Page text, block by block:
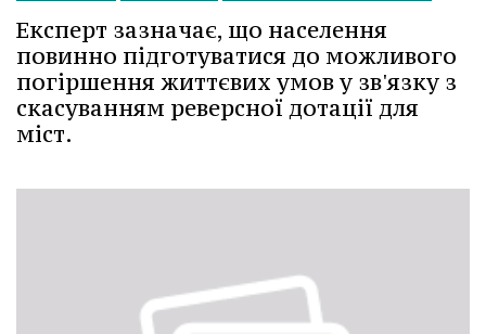
Експерт зазначає, що населення
повинно підготуватися до можливого
погіршення життєвих умов у зв'язку з
скасуванням реверсної дотації для
міст.